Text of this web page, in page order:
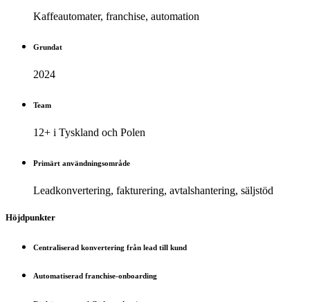
Kaffeautomater, franchise, automation
Grundat
2024
Team
12+ i Tyskland och Polen
Primärt användningsområde
Leadkonvertering, fakturering, avtalshantering, säljstöd
Höjdpunkter
Centraliserad konvertering från lead till kund
Automatiserad franchise-onboarding